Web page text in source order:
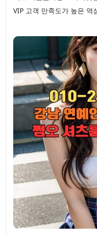
VIP 고객 만족도가 높은 역